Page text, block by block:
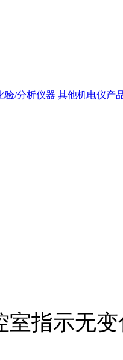
验/分析仪器 其他机电仪产
指示无